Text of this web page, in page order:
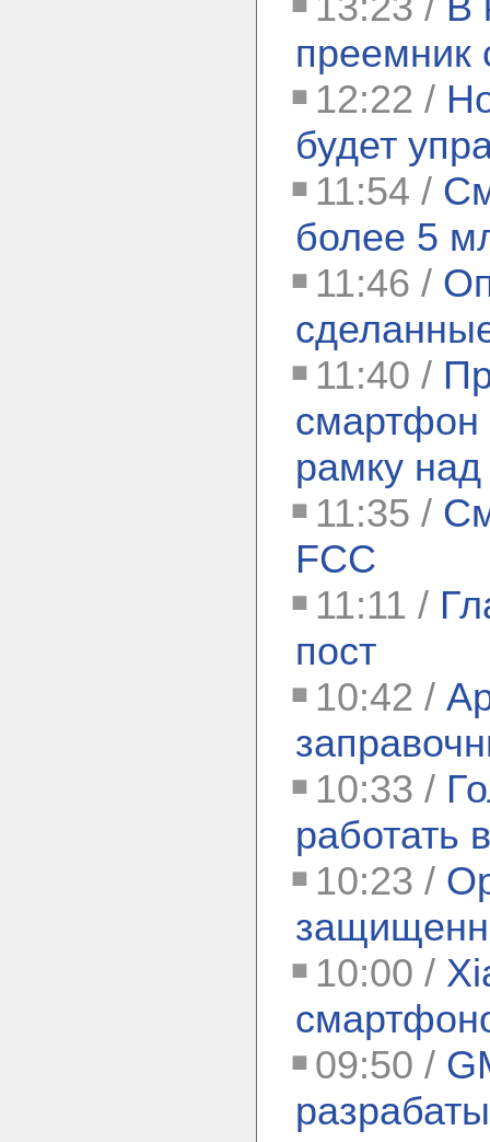
преемник
12:22 /
будет
11:54 /
более 5
11:46 /
11:40 /
смартфон
рамку
11:35 /
FCC
11:11 /
пост
10:42 /
10:33 /
работать
10:23 /
10:00 /
09:50 /